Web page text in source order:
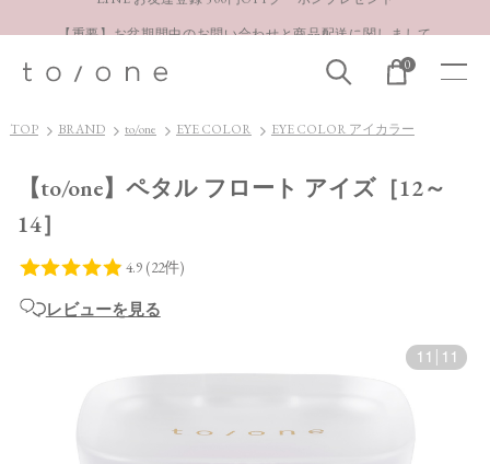
0
TOP BRAND to/one EYE COLOR EYE COLOR アイカラー
【to/one】ペタル フロート アイズ［12～
14］
レビューを見る
11 11